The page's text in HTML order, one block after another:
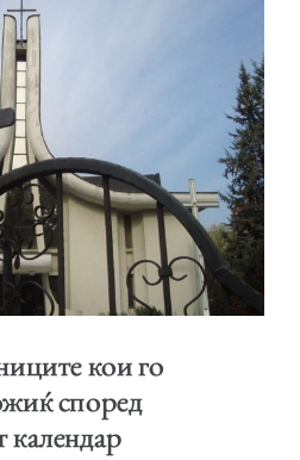
кои го
според
календар